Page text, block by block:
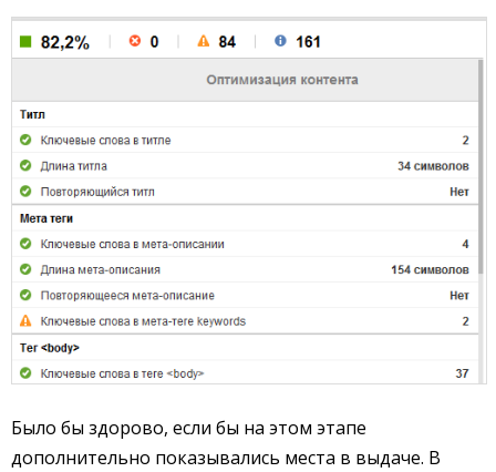
Было бы здорово, если бы на этом этапе
дополнительно показывались места в выдаче. В